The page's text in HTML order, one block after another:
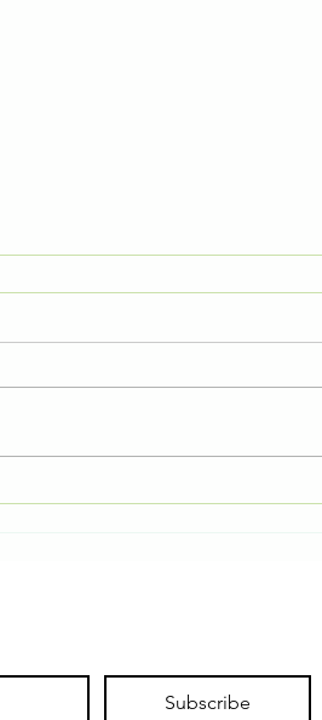
Neem Oil: Η φυσική προστασία από
Subscribe